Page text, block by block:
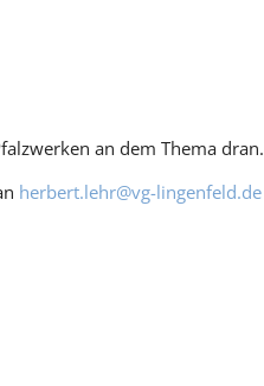
an dem Thema dran.
herbert.lehr@vg-lingenfeld.de